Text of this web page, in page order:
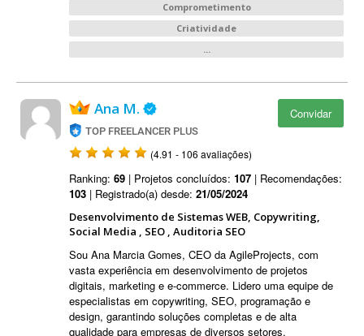
Comprometimento
Criatividade
...
Convidar
Ana M.
TOP FREELANCER PLUS
(4.91 - 106 avaliações)
Ranking: 69 | Projetos concluídos: 107 | Recomendações:
103 | Registrado(a) desde: 21/05/2024
Desenvolvimento de Sistemas WEB, Copywriting,
Social Media , SEO , Auditoria SEO
Sou Ana Marcia Gomes, CEO da AgileProjects, com
vasta experiência em desenvolvimento de projetos
digitais, marketing e e-commerce. Lidero uma equipe de
especialistas em copywriting, SEO, programação e
design, garantindo soluções completas e de alta
qualidade para empresas de diversos setores.